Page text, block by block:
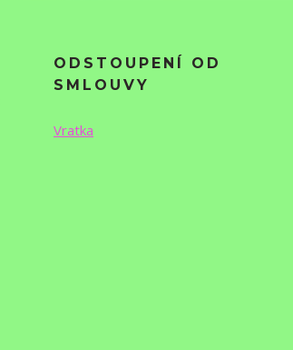
ODSTOUPENÍ OD
SMLOUVY
Vratka